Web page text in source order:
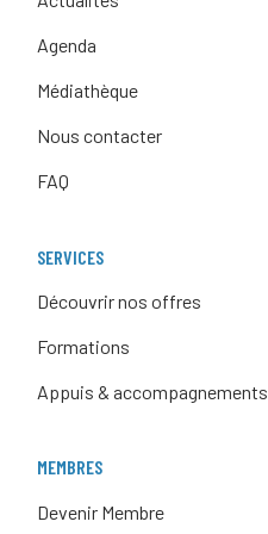
Agenda
Médiathèque
Nous contacter
FAQ
SERVICES
Découvrir nos offres
Formations
Appuis & accompagnements
MEMBRES
Devenir Membre